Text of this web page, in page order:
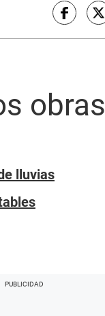
obras
lluvias